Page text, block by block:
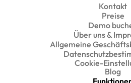
Kontakt
Preise
Demo
Über uns &
Allgemeine
Cookie-
Blog